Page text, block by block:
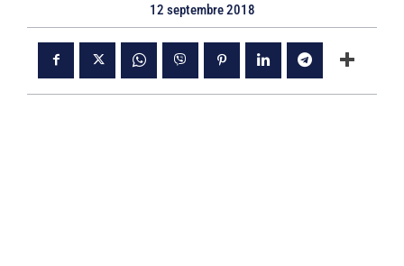
12 septembre 2018